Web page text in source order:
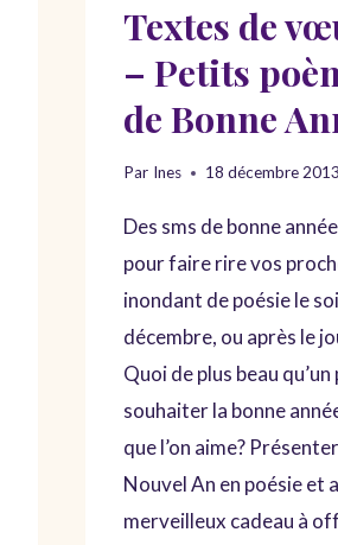
Textes de
– Petits
de Bonne
Par Ines 18 décembre 2013
Des sms de bonne
pour faire rire vos
inondant de poésie le
décembre, ou après le
Quoi de plus beau
souhaiter la bonne
que l’on aime?
Nouvel An en poésie et
merveilleux cadeau à